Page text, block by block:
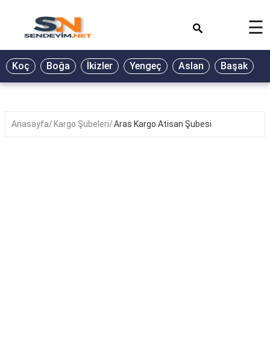
BİYOGRAFİ
GALERİ
☰
Koç Boğa İkizler Yengeç Aslan Başak
Anasayfa Kargo Şubeleri Aras Kargo Atisan Şubesi